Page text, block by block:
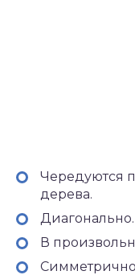
Чередуются
дерева.
Диагонально.
В
Симметрично